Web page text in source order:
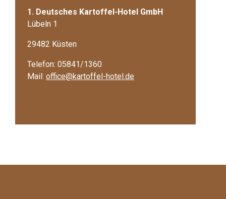
1. Deutsches Kartoffel-Hotel GmbH
Lübeln 1
29482 Küsten
Telefon: 05841/1360
Mail: office@kartoffel-hotel.de